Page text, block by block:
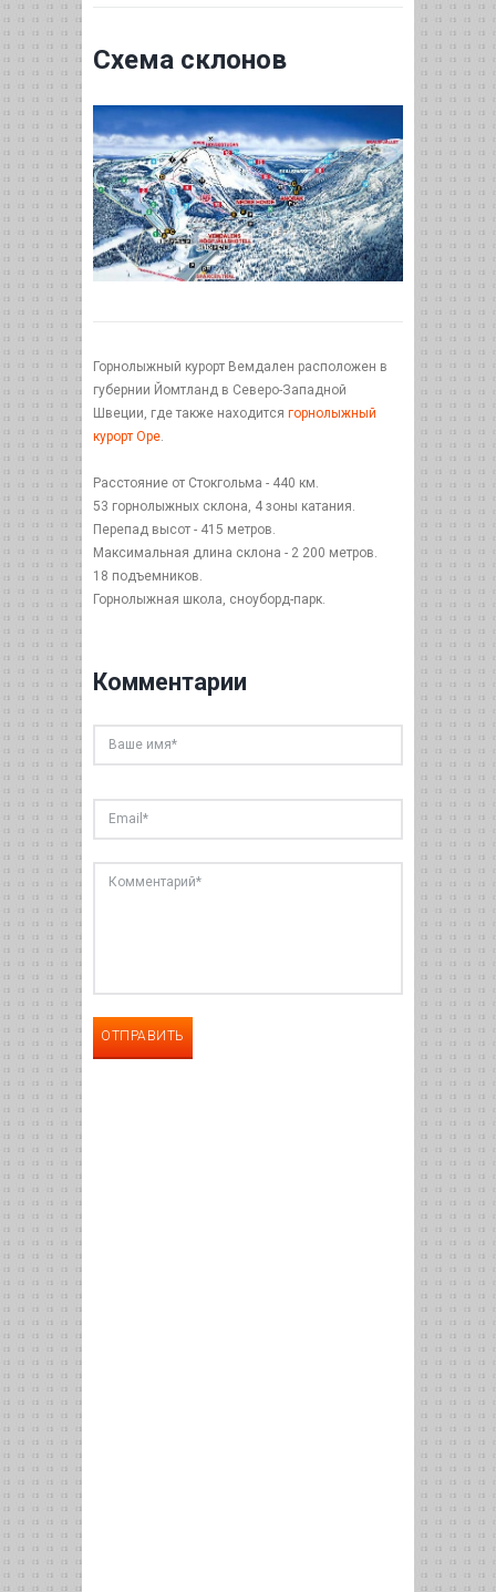
Схема склонов
Горнолыжный курорт Вемдален расположен в
губернии Йомтланд в Северо-Западной
Швеции, где также находится горнолыжный
курорт Оре.
Расстояние от Стокгольма - 440 км.
53 горнолыжных склона, 4 зоны катания.
Перепад высот - 415 метров.
Максимальная длина склона - 2 200 метров.
18 подъемников.
Горнолыжная школа, сноуборд-парк.
Комментарии